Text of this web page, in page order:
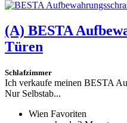
(A) BESTA
Türen
Schlafzimmer
Ich verkaufe meinen BESTA
Nur Selbstab...
Wien Favoriten